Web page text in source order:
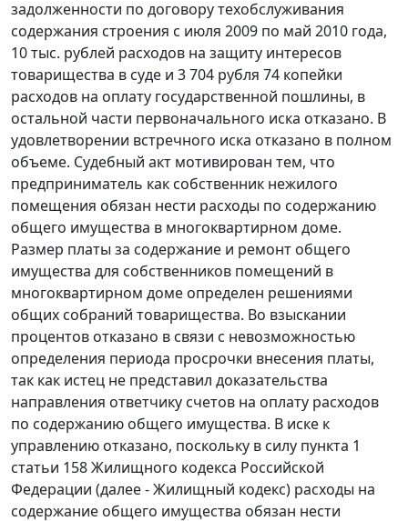
задолженности по договору техобслуживания
содержания строения с июля 2009 по май 2010 года,
10 тыс. рублей расходов на защиту интересов
товарищества в суде и 3 704 рубля 74 копейки
расходов на оплату государственной пошлины, в
остальной части первоначального иска отказано. В
удовлетворении встречного иска отказано в полном
объеме. Судебный акт мотивирован тем, что
предприниматель как собственник нежилого
помещения обязан нести расходы по содержанию
общего имущества в многоквартирном доме.
Размер платы за содержание и ремонт общего
имущества для собственников помещений в
многоквартирном доме определен решениями
общих собраний товарищества. Во взыскании
процентов отказано в связи с невозможностью
определения периода просрочки внесения платы,
так как истец не представил доказательства
направления ответчику счетов на оплату расходов
по содержанию общего имущества. В иске к
управлению отказано, поскольку в силу пункта 1
статьи 158Жилищного кодекса Российской
Федерации (далее -Жилищный кодекс) расходы на
содержание общего имущества обязан нести